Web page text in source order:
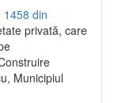
1458 din
privată, care
Municipiul